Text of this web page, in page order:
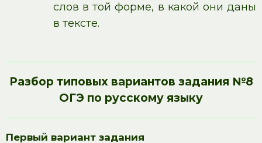
слов в той форме, в какой они даны
в тексте.
Разбор типовых вариантов задания №8
ОГЭ по русскому языку
Первый вариант задания